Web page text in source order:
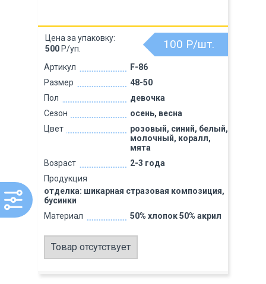
Артикул
F-86
Размер
48-50
Пол
девочка
Сезон
осень, весна
Цвет
розовый, синий, белый,
молочный, коралл,
мята
Возраст
2-3 года
Продукция
отделка: шикарная стразовая композиция,
бусинки
Материал
50% хлопок 50% акрил
100 Р/шт.
Цена за упаковку:
500 Р/уп.
Товар отсутствует